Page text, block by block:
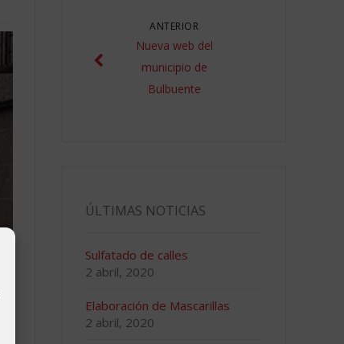
ANTERIOR
Nueva web del
municipio de
Bulbuente
ÚLTIMAS NOTICIAS
Sulfatado de calles
2 abril, 2020
Elaboración de Mascarillas
2 abril, 2020